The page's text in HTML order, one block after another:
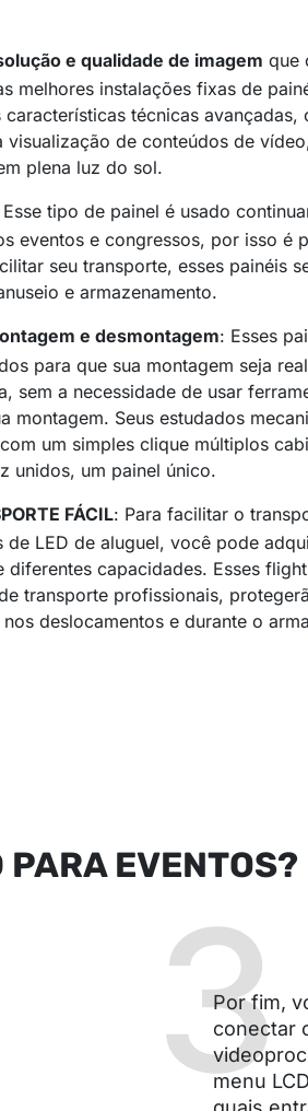
e qualidade de imagem que
melhores instalações fixas de
características técnicas avançadas,
visualização de conteúdos de
plena luz do sol.
Esse tipo de painel é usado
eventos e congressos, por isso é
seu transporte, esses painéis
e armazenamento.
e desmontagem: Esses
para que sua montagem seja
sem a necessidade de usar
montagem. Seus estudados
um simples clique múltiplos
unidos, um painel único.
FÁCIL: Para facilitar o
de LED de aluguel, você pode
diferentes capacidades. Esses
transporte profissionais,
deslocamentos e durante o
PARA EVENTOS?
3
Por fim,
conectar
menu